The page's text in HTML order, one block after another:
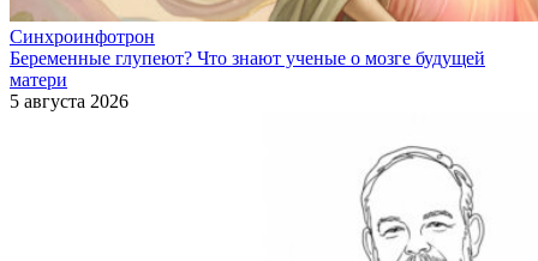
Синхроинфотрон
Беременные глупеют? Что знают ученые о мозге будущей
матери
5 августа 2026